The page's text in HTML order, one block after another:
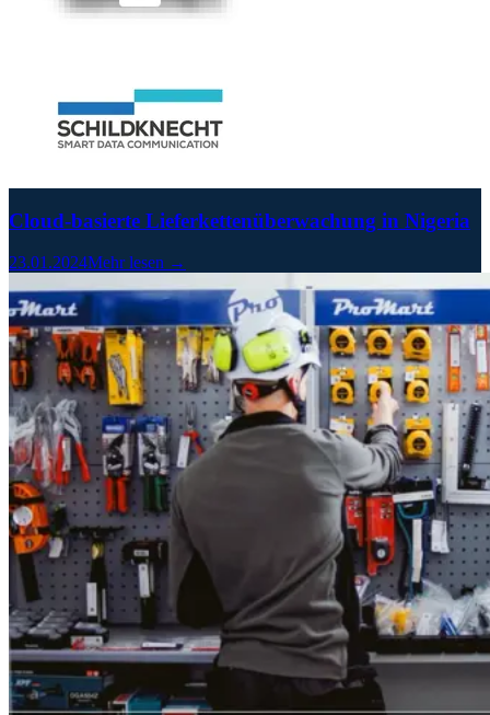
Cloud-basierte Lieferkettenüberwachung in Nigeria
23.01.2024Mehr lesen →